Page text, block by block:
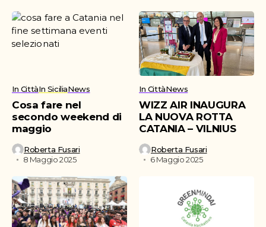
In CittàIn SiciliaNews
Cosa fare nel
secondo weekend di
maggio
Roberta Fusari
8 Maggio 2025
In CittàNews
WIZZ AIR INAUGURA
LA NUOVA ROTTA
CATANIA – VILNIUS
Roberta Fusari
6 Maggio 2025